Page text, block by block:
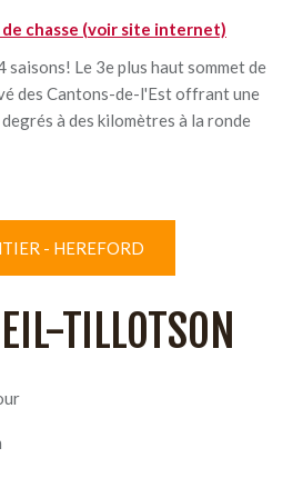
chasse (voir site internet)
saisons! Le 3e plus haut sommet de
des Cantons-de-l'Est offrant une
à des kilomètres à la ronde
- HEREFORD
TILLOTSON